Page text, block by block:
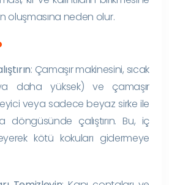
oluşmasına neden olur.
: Çamaşır makinesini, sıcak
daha yüksek) ve çamaşır
veya sadece beyaz sirke ile
döngüsünde çalıştırın. Bu, iç
kötü kokuları gidermeye